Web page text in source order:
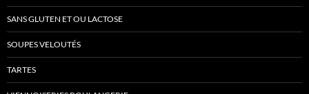
SANS GLUTEN ET OU LACTOSE
SOUPES VELOUTÉS
TARTES